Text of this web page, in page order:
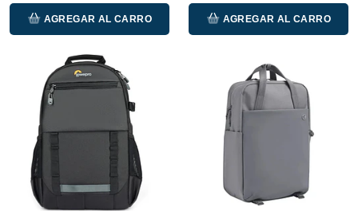
AGREGAR AL CARRO AGREGAR AL CARRO